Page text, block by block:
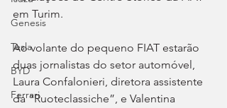
Genesis
Tesla
BYD
Ferrari
em Turim.
Ao volante do pequeno FIAT estarão
duas jornalistas do setor automóvel,
Laura Confalonieri, diretora assistente
da “Ruoteclassiche”, e Valentina